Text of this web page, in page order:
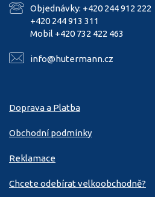
Objednávky: +420 244 912 222
+420 244 913 311
Mobil +420 732 422 463
info@hutermann.cz
Doprava a Platba
Obchodní podmínky
Reklamace
Chcete odebírat velkoobchodně?